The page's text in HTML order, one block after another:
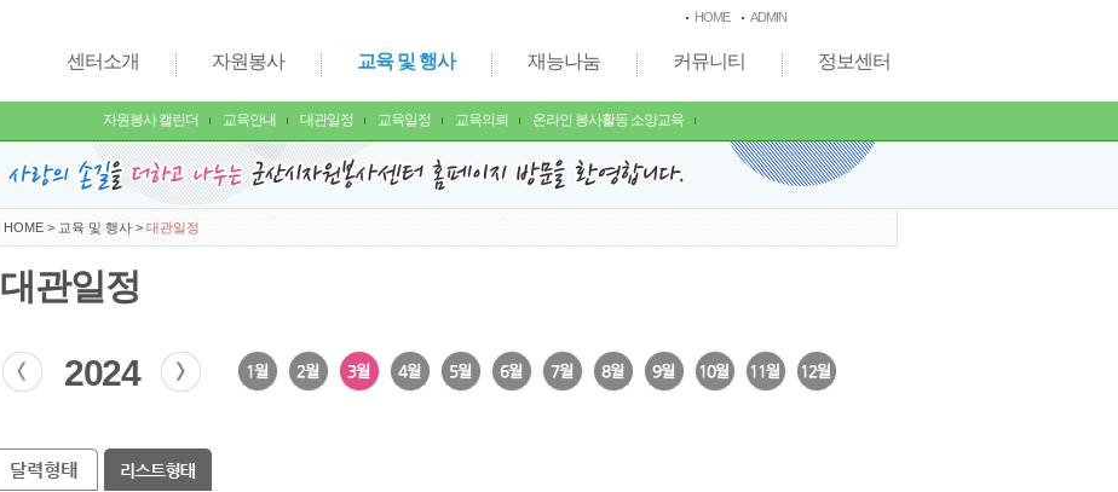
HOME ADMIN
센터소개 자원봉사 교육 및 행사
자원봉사 캘린더 교육안내 대관일정 교육일정 교육의뢰 온라인 봉사활동 소양교육
재능나눔 커뮤니티 정보센터
HOME > 교육 및 행사 > 대관일정
대관일정
2024